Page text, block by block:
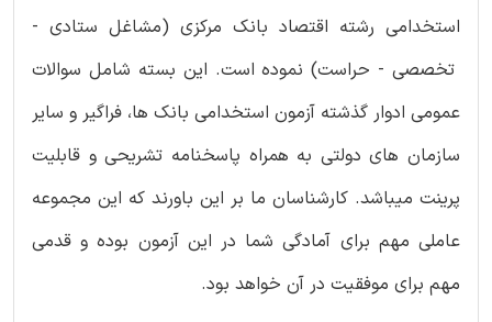
استخدامی رشته اقتصاد بانک مرکزی (مشاغل ستادی -
تخصصی - حراست) نموده است. این بسته شامل سوالات
عمومی ادوار گذشته آزمون استخدامی بانک ها، فراگیر و سایر
سازمان های دولتی به همراه پاسخنامه تشریحی و قابلیت
پرینت میباشد. کارشناسان ما بر این باورند که این مجموعه
عاملی مهم برای آمادگی شما در این آزمون بوده و قدمی
مهم برای موفقیت در آن خواهد بود.